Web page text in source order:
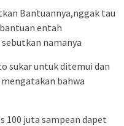
Bantuannya,nggak tau
entah
namanya
sukar untuk ditemui dan
bahwa
100 juta sampean dapet